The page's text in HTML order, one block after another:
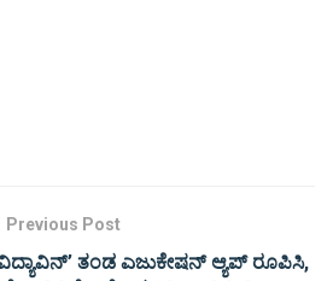
Previous Post
ತಂಡ ಎಜುಕೇಷನ್ ಆ್ಯಪ್ ರೂಪಿಸಿ,